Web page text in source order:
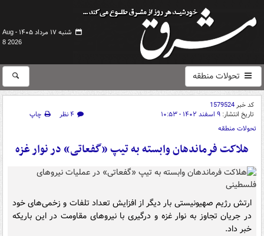
شنبه ۱۷ مرداد ۱۴۰۵ -
Aug
8 2026
تحولات منطقه
کد خبر1579524
تاریخ انتشار: ۹ اسفند ۱۴۰۲ - ۱۰:۵۳ ۴ نظر
چاپ
تحولات منطقه
هلاکت فرماندهان وابسته به تیپ «گفعاتی» در نوار غزه
ارتش رژیم صهیونیستی بار دیگر از افزایش تعداد تلفات و زخمی‌های خود
در جریان تجاوز به نوار غزه و درگیری با نیروهای مقاومت در این باریکه
خبر داد.